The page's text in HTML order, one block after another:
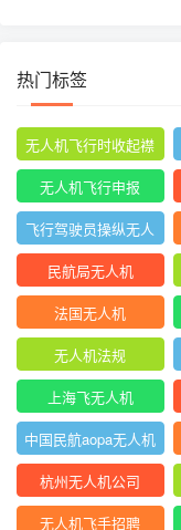
热门标签
无人机飞行时收起襟
翼
无人机飞行申报
飞行驾驶员操纵无人
机坡度转弯时
民航局无人机
法国无人机
无人机法规
上海飞无人机
中国民航aopa无人机
驾驶员合格证
杭州无人机公司
无人机飞手招聘